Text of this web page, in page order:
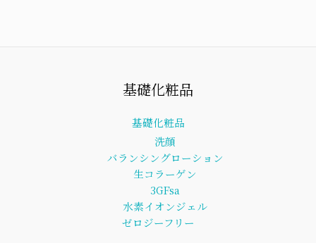
基礎化粧品
基礎化粧品
洗顔
バランシングローション
生コラーゲン
3GFsa
水素イオンジェル
ゼロジーフリー